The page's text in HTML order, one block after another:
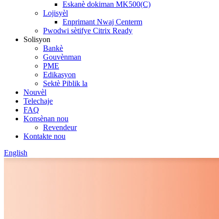
Eskanè dokiman MK500(C)
Lojisyèl
Enprimant Nwaj Centerm
Pwodwi sètifye Citrix Ready
Solisyon
Bankè
Gouvènman
PME
Edikasyon
Sektè Piblik la
Nouvèl
Telechaje
FAQ
Konsènan nou
Revendeur
Kontakte nou
English